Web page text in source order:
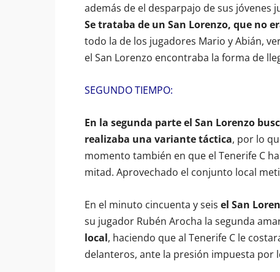
además de el desparpajo de sus jóvenes
Se trataba de un San Lorenzo, que no
todo la de los jugadores Mario y Abián,
el San Lorenzo encontraba la forma de
SEGUNDO TIEMPO:
En la segunda parte el San Lorenzo
realizaba una variante táctica, por lo
momento también en que el Tenerife C
mitad. Aprovechado el conjunto local
En el minuto cincuenta y seis el San
su jugador Rubén Arocha la segunda
local, haciendo que al Tenerife C le
delanteros, ante la presión impuesta por